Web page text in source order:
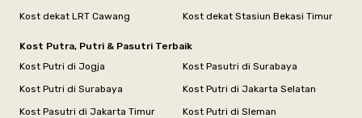
Kost dekat LRT Cawang
Kost dekat Stasiun Bekasi Timur
Kost Putra, Putri & Pasutri Terbaik
Kost Putri di Jogja
Kost Pasutri di Surabaya
Kost Putri di Surabaya
Kost Putri di Jakarta Selatan
Kost Pasutri di Jakarta Timur
Kost Putri di Sleman